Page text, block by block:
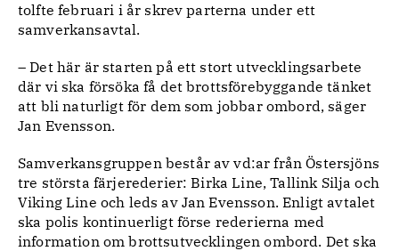
tolfte februari i år skrev parterna under ett
samverkansavtal.
– Det här är starten på ett stort utvecklingsarbete
där vi ska försöka få det brottsförebyggande tänket
att bli naturligt för dem som jobbar ombord, säger
Jan Evensson.
Samverkansgruppen består av vd:ar från Östersjöns
tre största färjerederier: Birka Line, Tallink Silja och
Viking Line och leds av Jan Evensson. Enligt avtalet
ska polis kontinuerligt förse rederierna med
information om brottsutvecklingen ombord. Det ska